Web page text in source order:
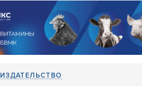
ИЗДАТЕЛЬСТВО